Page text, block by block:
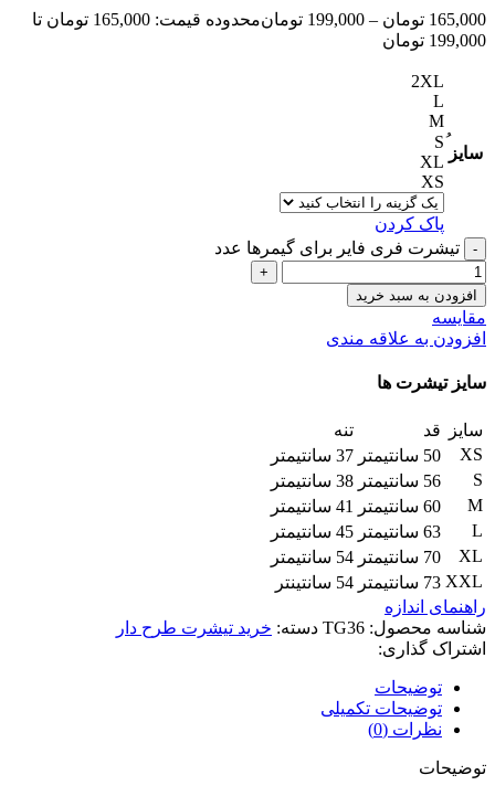
165,000 تومان –
199,000 تومان
محدوده قیمت: 165,000 تومان تا
199,000 تومان
سایز
2XL
L
M
XL
XS
پاک کردن
تیشرت فری فایر برای گیمرها عدد
افزودن به سبد خرید
مقایسه
افزودن به علاقه مندی
سایز تیشرت ها
سایز قد
تنه
XS
50 سانتیمتر
37 سانتیمتر
S
56 سانتیمتر
38 سانتیمتر
M
60 سانتیمتر
41 سانتیمتر
L
63 سانتیمتر
45 سانتیمتر
XL
70 سانتیمتر
54 سانتیمتر
XXL 73 سانتیمتر
54 سانتینتر
راهنمای اندازه
شناسه محصول: TG36 دسته: خرید تیشرت طرح دار
اشتراک گذاری:
توضیحات
توضیحات تکمیلی
نظرات (0)
توضیحات